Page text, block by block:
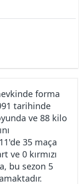
forma
tarihinde
ve 88 kilo
35 maça
ve 0 kırmızı
bu sezon 5